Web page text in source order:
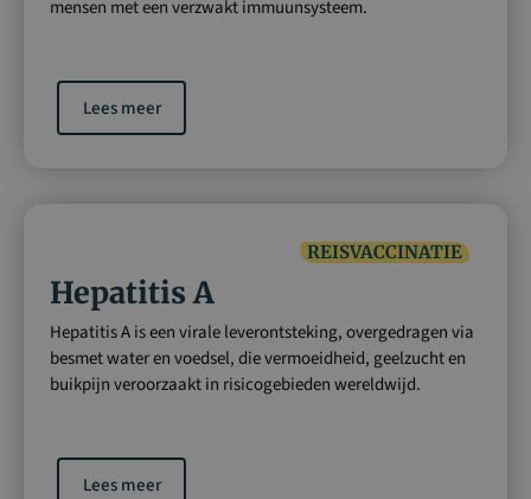
mensen met een verzwakt immuunsysteem.
Lees meer
REISVACCINATIE
Hepatitis A
Hepatitis A is een virale leverontsteking, overgedragen via
besmet water en voedsel, die vermoeidheid, geelzucht en
buikpijn veroorzaakt in risicogebieden wereldwijd.
Lees meer